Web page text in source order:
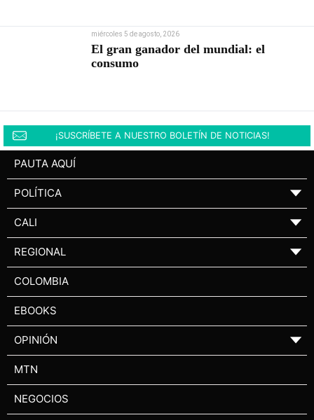
miércoles 5 de agosto, 2026
El gran ganador del mundial: el
consumo
¡SUSCRÍBETE A NUESTRO BOLETÍN DE NOTICIAS!
PAUTA AQUÍ
POLÍTICA ▼
CALI ▼
REGIONAL ▼
COLOMBIA
EBOOKS
OPINIÓN ▼
MTN
NEGOCIOS